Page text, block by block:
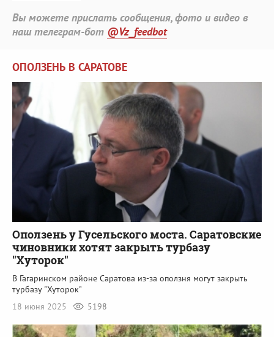
Вы можете прислать сообщения, фото и видео в
наш телеграм-бот @Vz_feedbot
ОПОЛЗЕНЬ В САРАТОВЕ
Оползень у Гусельского моста. Саратовские
чиновники хотят закрыть турбазу
"Хуторок"
В Гагаринском районе Саратова из-за оползня могут закрыть
турбазу "Хуторок"
18 июня 2025
5198